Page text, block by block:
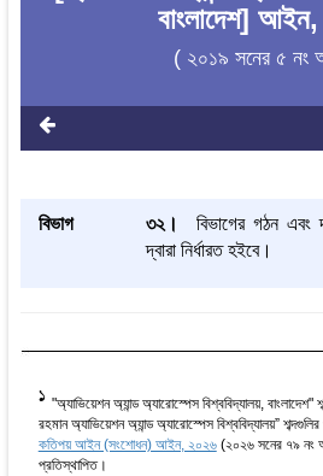
বাংলাদেশ]
( ২০১৯ সনের ৫ নং
বিভাগ ৩২।
বিভাগের গঠন এবং
দ্বারা নির্ধারত হইবে।
1 "অ্যাভিয়েশন অ্যান্ড অ্যারোস্পেস বিশ্ববিদ্যালয়, বাংলাদেশ"
রহমান অ্যাভিয়েশন অ্যান্ড অ্যারোস্পেস বিশ্ববিদ্যালয়” শব্দগুলির
কতিপয় আইন (সংশোধন) আইন, ২০২৬(২০২৬ সনের ৭৯ নং
প্রতিস্থাপিত।